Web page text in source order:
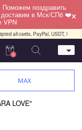
Поможем поздравить
доставим в Мск/СПб ❤️
VPN ×
all cards, PayPal, USDT,
0
MAX
LOVE"